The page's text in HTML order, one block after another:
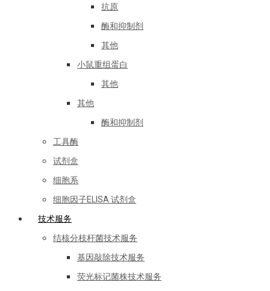
抗原
酶和抑制剂
其他
小鼠重组蛋白
其他
其他
酶和抑制剂
工具酶
试剂盒
细胞系
细胞因子ELISA 试剂盒
技术服务
结核分枝杆菌技术服务
基因敲除技术服务
荧光标记菌株技术服务